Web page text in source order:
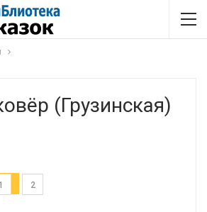
(Грузинская)
2